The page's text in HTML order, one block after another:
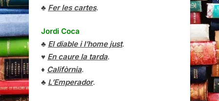
♣ Fer les cartes.
Jordi Coca
♣ El diable i l’home just.
♥ En caure la tarda.
♦ Califòrnia.
♣ L’Emperador.